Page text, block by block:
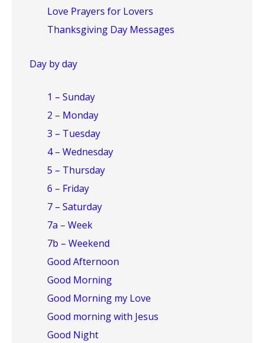
Love Prayers for Lovers
Thanksgiving Day Messages
Day by day
1 – Sunday
2 – Monday
3 – Tuesday
4 – Wednesday
5 – Thursday
6 – Friday
7 – Saturday
7a – Week
7b – Weekend
Good Afternoon
Good Morning
Good Morning my Love
Good morning with Jesus
Good Night